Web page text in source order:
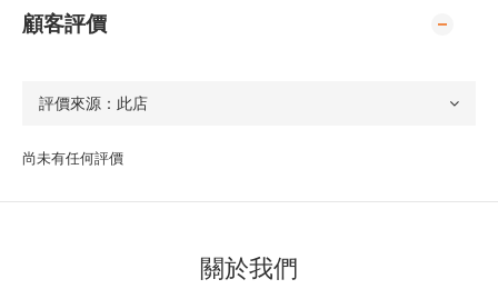
顧客評價
尚未有任何評價
關於我們